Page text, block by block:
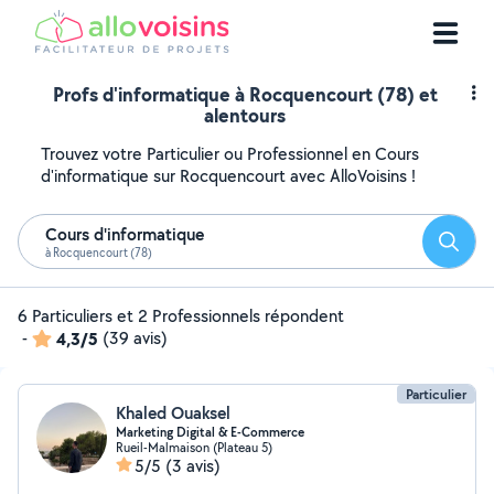
Profs d'informatique à Rocquencourt (78) et
alentours
Trouvez votre Particulier ou Professionnel en Cours
d'informatique sur Rocquencourt avec AlloVoisins !
Cours d'informatique
à Rocquencourt (78)
6 Particuliers et 2 Professionnels répondent
-
4,3/5 (39 avis)
Particulier
Khaled Ouaksel
Marketing Digital & E-Commerce
Rueil-Malmaison (Plateau 5)
5/5 (3 avis)